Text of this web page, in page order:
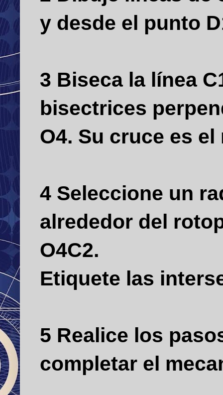
y desde el punto
3 Biseca la línea
bisectrices
O4. Su cruce es
4 Seleccione un
alrededor del
O4C2.
Etiquete las
5 Realice los
completar el